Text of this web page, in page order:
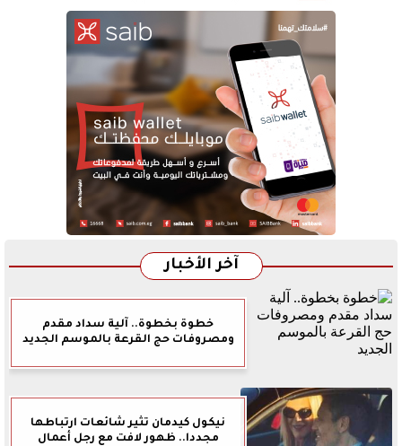
آخر الأخبار
خطوة بخطوة.. آلية سداد مقدم
ومصروفات حج القرعة بالموسم الجديد
نيكول كيدمان تثير شائعات ارتباطها
مجددا.. ظهور لافت مع رجل أعمال